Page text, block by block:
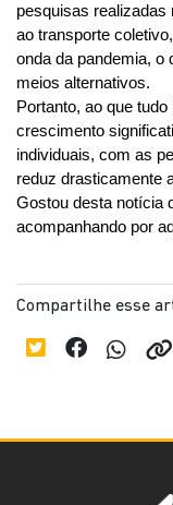
pesquisas realizadas
ao transporte
onda da pandemia, o
meios alternativos.
Portanto, ao que
crescimento
individuais, com as
reduz drasticamente
Gostou desta notícia
acompanhando por
Compartilhe esse